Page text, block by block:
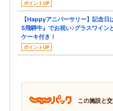
ポイントUP
【Happyアニバーサリー】記念日
5飛騨牛』でお祝い♪グラスワイン
ケーキ付き！
ポイントUP
この施設と